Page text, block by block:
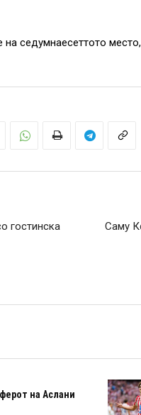
седумнаесеттото
гостинска
Саму
на Аслани